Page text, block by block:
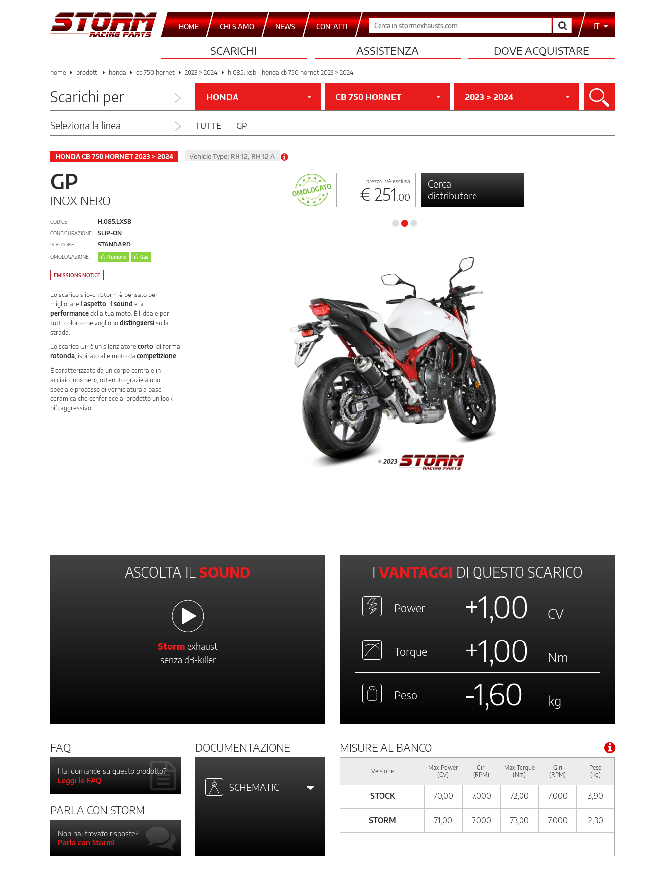
HOME CHI SIAMO NEWS CONTATTI Cerca IT
SCARICHI ASSISTENZA DOVE ACQUISTARE
home prodotti honda cb 750 hornet 2023 > 2024 h.085.lxsb - honda cb 750 hornet 2023 > 2024
Scarichi per HONDA CB 750 HORNET 2023 > 2024 Cerca
Seleziona la linea TUTTE GP
HONDA CB 750 HORNET 2023 > 2024 Vehicle Type: RH12, RH12 A
GP
INOX NERO
prezzo IVA esclusa
€ 251,00
Cerca
distributore
CODICE H.085.LXSB
CONFIGURAZIONE SLIP-ON
POSIZIONE STANDARD
OMOLOGAZIONE Rumore Gas
EMISSIONS NOTICE
Lo scarico slip-on Storm è pensato per
migliorare l’aspetto , il sound e la
performancedella tua moto. È l’ideale per
tutti coloro che voglionodistinguersisulla
strada.
Lo scarico GP è un silenziatore corto , di forma
rotonda , ispirato alle moto da competizione
È caratterizzato da un corpo centrale in
acciaio inox nero, ottenuto grazie a uno
speciale processo di verniciatura a base
ceramica che conferisce al prodotto un look
più aggressivo.
•••
ASCOLTA IL SOUND
Storm exhaust
senza dB-killer
I VANTAGGI DI QUESTO SCARICO
Power +1,00 CV
Torque +1,00 Nm
Peso -1,60 kg
FAQ
Hai domande su questo prodotto?
Leggi le FAQ
PARLA CON STORM
Non hai trovato risposte?
Parla con Storm!
DOCUMENTAZIONE
SCHEMATIC
MISURE AL BANCO
Versione
Max Power
(CV)
Giri
(RPM)
Max Torque
(Nm)
Giri
(RPM)
Peso
(kg)
STOCK 70,00 7.000 72,00 7.000 3,90
STORM 71,00 7.000 73,00 7.000 2,30